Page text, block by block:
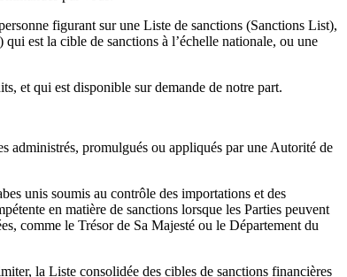
figurant sur une Liste de sanctions (Sanctions List),
est la cible de sanctions à l’échelle nationale, ou une
et qui est disponible sur demande de notre part.
administrés, promulgués ou appliqués par une Autorité de
unis soumis au contrôle des importations et des
en matière de sanctions lorsque les Parties peuvent
comme le Trésor de Sa Majesté ou le Département du
la Liste consolidée des cibles de sanctions financières